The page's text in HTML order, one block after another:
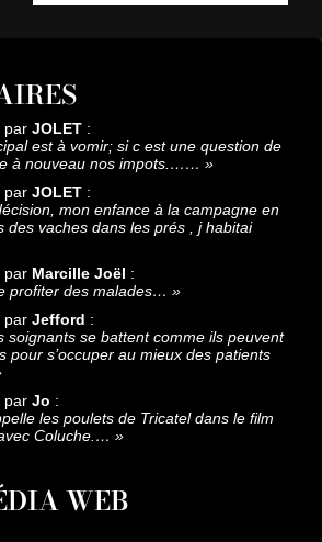
par JOLET :
est à vomir; si c est une question de
à nouveau nos impots.…… »
par JOLET :
mon enfance à la campagne en
des vaches dans les prés , j habitai
par Marcille Joël :
profiter des malades… »
par Jefford :
soignants se battent comme ils peuvent
pour s’occuper au mieux des patients
par Jo :
les poulets de Tricatel dans le film
Coluche.… »
WEB